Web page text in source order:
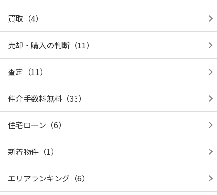
買取（4）
売却・購入の判断（11）
査定（11）
仲介手数料無料（33）
住宅ローン（6）
新着物件（1）
エリアランキング（6）